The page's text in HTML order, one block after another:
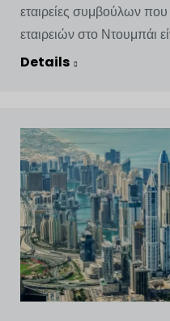
εταιρείες συμβούλων που
εταιρειών στο Ντουμπάι
Details